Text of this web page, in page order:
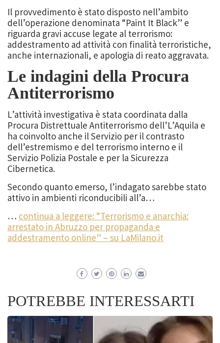
Il provvedimento è stato disposto nell’ambito
dell’operazione denominata “Paint It Black” e
riguarda gravi accuse legate al terrorismo:
addestramento ad attività con finalità terroristiche,
anche internazionali, e apologia di reato aggravata.
Le indagini della Procura
Antiterrorismo
L’attività investigativa è stata coordinata dalla
Procura Distrettuale Antiterrorismo dell’L’Aquila e
ha coinvolto anche il Servizio per il contrasto
dell’estremismo e del terrorismo interno e il
Servizio Polizia Postale e per la Sicurezza
Cibernetica.
Secondo quanto emerso, l’indagato sarebbe stato
attivo in ambienti riconducibili all’a…
… continua a leggere: “Terrorismo e anarchia:
arrestato in Abruzzo per propaganda e
addestramento online” – su LaMilano.it
POTREBBE INTERESSARTI